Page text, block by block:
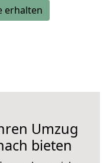
erhalten
Umzug
bieten